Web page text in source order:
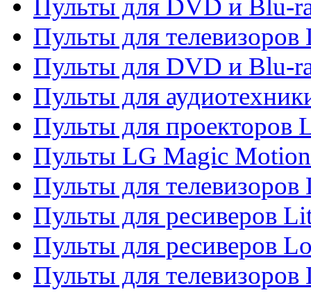
Пульты для DVD и Blu-
Пульты для телевизоров
Пульты для DVD и Blu-
Пульты для
Пульты для проекторов
Пульты LG Magic Motion
Пульты для
Пульты для ресиверов
Пульты для ресиверов
Пульты для телевизоров